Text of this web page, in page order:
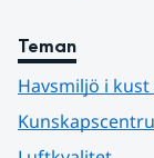
Teman
Havsmiljö i